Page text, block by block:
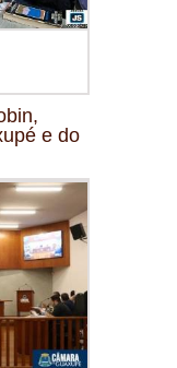
e do